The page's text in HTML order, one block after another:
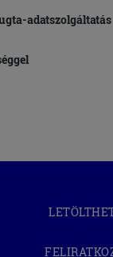
adatszolgáltatás